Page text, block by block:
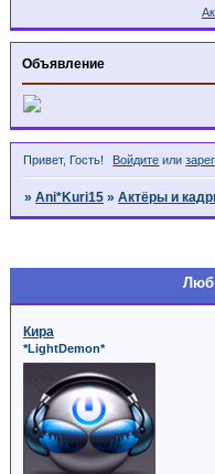
Объявление
Привет, Гость! Войдите или
»Ani*Kuri15 »Актёры и
Кира
*LightDemon*